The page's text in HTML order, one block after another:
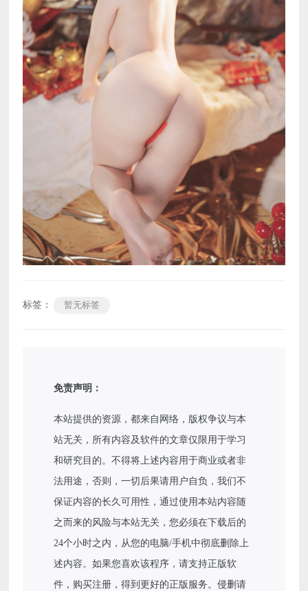
标签： 暂无标签
免责声明：
本站提供的资源，都来自网络，版权争议与本
站无关，所有内容及软件的文章仅限用于学习
和研究目的。不得将上述内容用于商业或者非
法用途，否则，一切后果请用户自负，我们不
保证内容的长久可用性，通过使用本站内容随
之而来的风险与本站无关，您必须在下载后的
24个小时之内，从您的电脑/手机中彻底删除上
述内容。如果您喜欢该程序，请支持正版软
件，购买注册，得到更好的正版服务。侵删请